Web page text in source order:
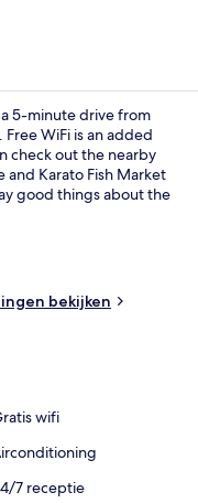
5-minute drive from
WiFi is an added
check out the nearby
and Karato Fish Market
good things about the
bekijken
wifi
7 receptie